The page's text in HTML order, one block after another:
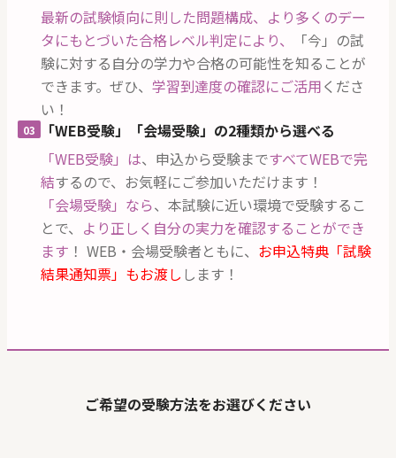
最新の試験傾向に則した問題構成、 より多くのデー
タにもとづいた合格レベル判定により、
「今」の試
験に対する自分の学力や合格の可能性を知ることが
できます。ぜひ、学習到達度の確認にご活用くださ
い！
03
「WEB受験」「会場受験」の2種類から選べる
「WEB受験」は、申込から受験まですべてWEBで完
結するので、お気軽にご参加いただけます！
「会場受験」なら、本試験に近い環境で受験するこ
とで、 より正しく自分の実力を確認することができ
ます ！ WEB・会場受験者ともに、 お申込特典「試験
結果通知票」もお渡し します！
ご希望の受験方法をお選びください